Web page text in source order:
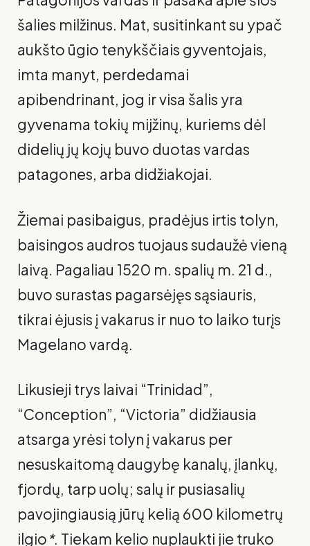
šalies milžinus. Mat, susi­tinkant su ypač
aukšto ūgio tenykščiais gyventojais,
imta manyt, perdedamai
apibendrinant, jog ir visa šalis yra
gyvenama tokių mijžinų, kuriems dėl
didelių jų kojų buvo duotas vardas
patagones, arba didžiakojai.
Žiemai pasibaigus, pradėjus irtis tolyn,
baisingos audros tuojaus sudaužė vieną
laivą. Pagaliau 1520 m. spalių m. 21 d.,
buvo surastas pagar­sėjęs sąsiauris,
tikrai ėjusis į vakarus ir nuo to laiko turįs
Magelano vardą.
Likusieji trys laivai “Trinidad”,
“Conception”, “Victoria” didžiausia
atsarga yrėsi tolyn į vakarus per
nesuskaitomą daugybę kanalų, įlankų,
fjordų, tarp uolų; salų ir pusiasalių
pavojingiausią jūrų kelią 600 kilome­trų
ilgio*. Tiekam kelio nuplaukti jie truko